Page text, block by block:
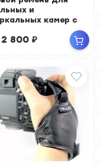
и
камер с
Arca-Swiss
2 800 ₽